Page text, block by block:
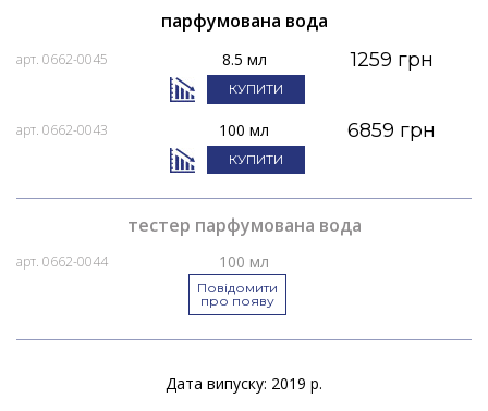
парфумована вода
арт. 0662-0045 8.5 мл 1259 грн
КУПИТИ
арт. 0662-0043 100 мл 6859 грн
КУПИТИ
тестер парфумована вода
арт. 0662-0044 100 мл
Повідомити
про появу
Дата випуску: 2019 р.